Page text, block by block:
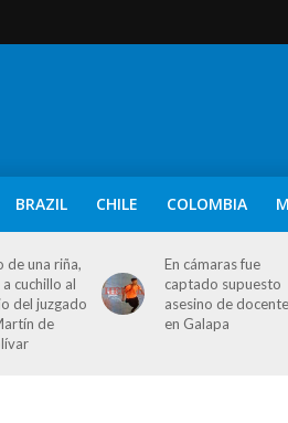
BRAZIL CHILE COLOMBIA
de una riña,
a cuchillo al
del juzgado
de
En cámaras fue
captado supuesto
asesino de docente
en Galapa